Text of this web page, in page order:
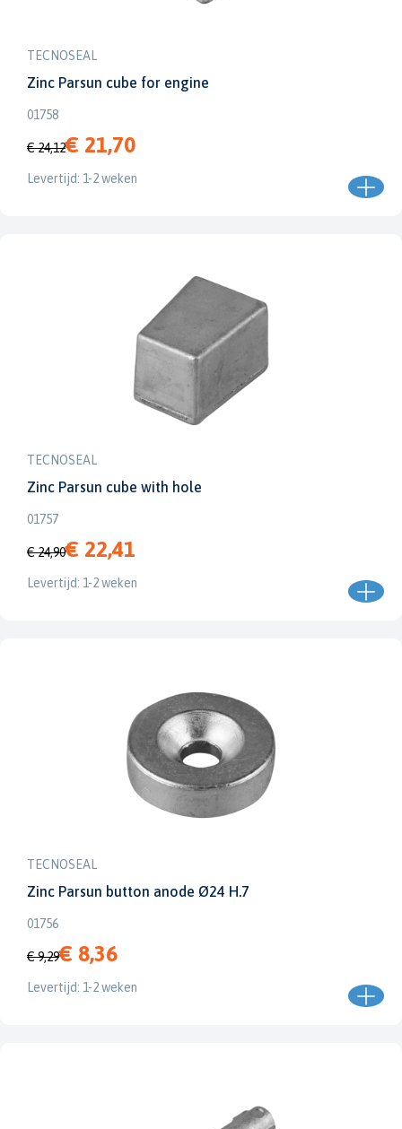
TECNOSEAL
Zinc Parsun cube for engine
01758
€ 24,12€ 21,70
Levertijd: 1-2 weken
TECNOSEAL
Zinc Parsun cube with hole
01757
€ 24,90€ 22,41
Levertijd: 1-2 weken
TECNOSEAL
Zinc Parsun button anode Ø24 H.7
01756
€ 9,29€ 8,36
Levertijd: 1-2 weken